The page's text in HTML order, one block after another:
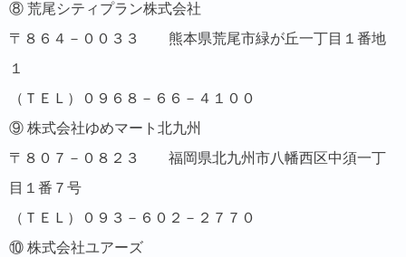
⑧ 荒尾シティプラン株式会社
〒８６４－００３３ 熊本県荒尾市緑が丘一丁目１番地
１
（ＴＥＬ）０９６８－６６－４１００
⑨ 株式会社ゆめマート北九州
〒８０７－０８２３ 福岡県北九州市八幡西区中須一丁
目１番７号
（ＴＥＬ）０９３－６０２－２７７０
⑩ 株式会社ユアーズ